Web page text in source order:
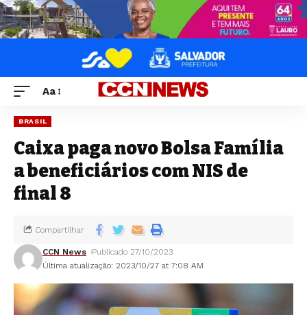
Aa
BRASIL
Caixa paga novo Bolsa Família
a beneficiários com NIS de
final 8
Última atualização: 2023/10/27 at 7:08 AM
CCN News Publicado 27/10/2023
Compartilhar